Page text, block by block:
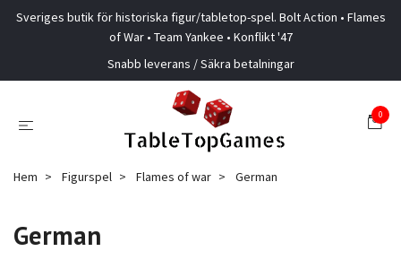
Sveriges butik för historiska figur/tabletop-spel. Bolt Action • Flames
of War • Team Yankee • Konflikt '47
Snabb leverans / Säkra betalningar
0
Hem Figurspel Flames of war German
German